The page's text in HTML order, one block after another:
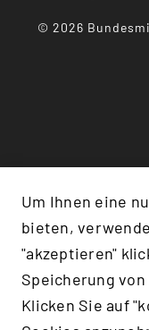
© 2026
Um Ihnen eine
bieten,
"akzeptieren"
Speicherung
Klicken Sie auf